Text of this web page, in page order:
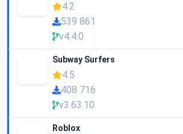
4.2
539 861
v4.4.0
Subway Surfers
4.5
408 716
v3.63.10
Roblox